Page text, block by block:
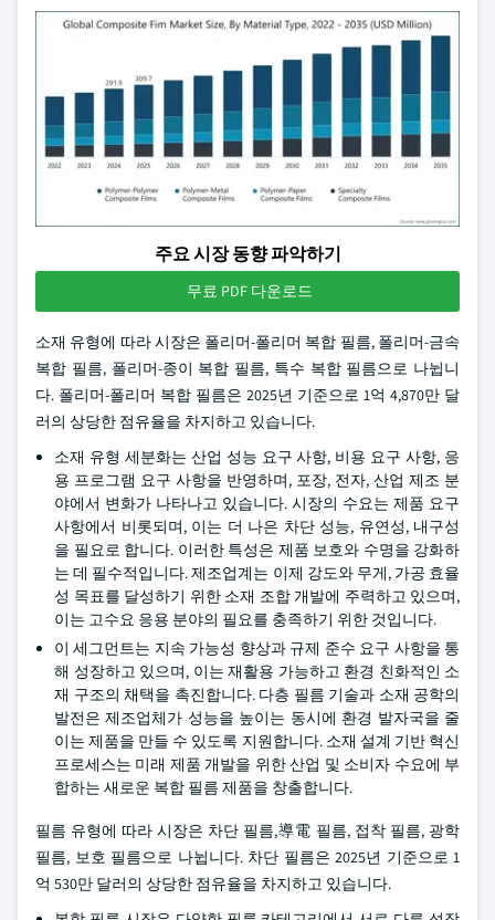
주요 시장 동향 파악하기
무료 PDF 다운로드
소재 유형에 따라 시장은 폴리머-폴리머 복합 필름, 폴리머-금속
복합 필름, 폴리머-종이 복합 필름, 특수 복합 필름으로 나뉩니
다. 폴리머-폴리머 복합 필름은 2025년 기준으로 1억 4,870만 달
러의 상당한 점유율을 차지하고 있습니다.
소재 유형 세분화는 산업 성능 요구 사항, 비용 요구 사항, 응
용 프로그램 요구 사항을 반영하며, 포장, 전자, 산업 제조 분
야에서 변화가 나타나고 있습니다. 시장의 수요는 제품 요구
사항에서 비롯되며, 이는 더 나은 차단 성능, 유연성, 내구성
을 필요로 합니다. 이러한 특성은 제품 보호와 수명을 강화하
는 데 필수적입니다. 제조업계는 이제 강도와 무게, 가공 효율
성 목표를 달성하기 위한 소재 조합 개발에 주력하고 있으며,
이는 고수요 응용 분야의 필요를 충족하기 위한 것입니다.
이 세그먼트는 지속 가능성 향상과 규제 준수 요구 사항을 통
해 성장하고 있으며, 이는 재활용 가능하고 환경 친화적인 소
재 구조의 채택을 촉진합니다. 다층 필름 기술과 소재 공학의
발전은 제조업체가 성능을 높이는 동시에 환경 발자국을 줄
이는 제품을 만들 수 있도록 지원합니다. 소재 설계 기반 혁신
프로세스는 미래 제품 개발을 위한 산업 및 소비자 수요에 부
합하는 새로운 복합 필름 제품을 창출합니다.
필름 유형에 따라 시장은 차단 필름,導電 필름, 접착 필름, 광학
필름, 보호 필름으로 나뉩니다. 차단 필름은 2025년 기준으로 1
억 530만 달러의 상당한 점유율을 차지하고 있습니다.